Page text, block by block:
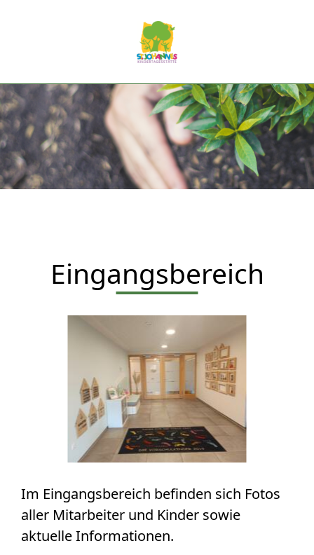
Eingangsbereich
Im Eingangsbereich befinden sich Fotos
aller Mitarbeiter und Kinder sowie
aktuelle Informationen.